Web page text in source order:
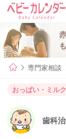
専門家相談
おっぱい・ミルク
歯科